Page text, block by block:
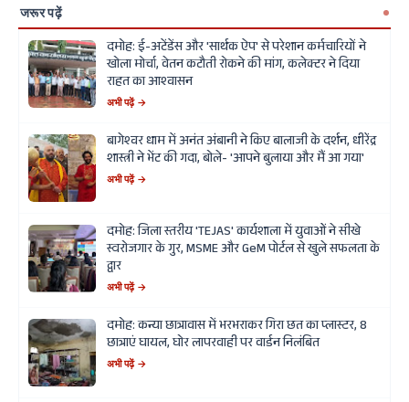
जरूर पढ़ें
दमोह: ई-अटेंडेंस और 'सार्थक ऐप' से परेशान कर्मचारियों ने
खोला मोर्चा, वेतन कटौती रोकने की मांग, कलेक्टर ने दिया
राहत का आश्वासन
अभी पढ़ें →
बागेश्वर धाम में अनंत अंबानी ने किए बालाजी के दर्शन, धीरेंद्र
शास्त्री ने भेंट की गदा, बोले- 'आपने बुलाया और मैं आ गया'
अभी पढ़ें →
दमोह: जिला स्तरीय 'TEJAS' कार्यशाला में युवाओं ने सीखे
स्वरोजगार के गुर, MSME और GeM पोर्टल से खुले सफलता के
द्वार
अभी पढ़ें →
दमोह: कन्या छात्रावास में भरभराकर गिरा छत का प्लास्टर, 8
छात्राएं घायल, घोर लापरवाही पर वार्डन निलंबित
अभी पढ़ें →